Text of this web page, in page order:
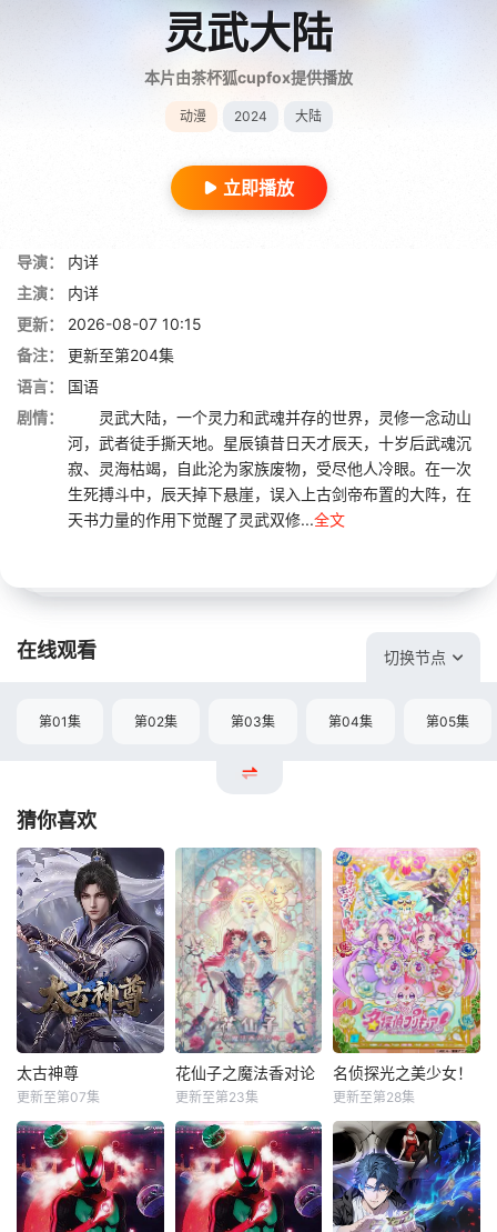
灵武大陆
本片由茶杯狐cupfox提供播放
动漫 2024 大陆
立即播放
导演：
内详
主演：
内详
更新：
2026-08-07 10:15
备注：
更新至第204集
语言：
国语
剧情：
灵武大陆，一个灵力和武魂并存的世界，灵修一念动山
河，武者徒手撕天地。星辰镇昔日天才辰天，十岁后武魂沉
寂、灵海枯竭，自此沦为家族废物，受尽他人冷眼。在一次
生死搏斗中，辰天掉下悬崖，误入上古剑帝布置的大阵，在
天书力量的作用下觉醒了灵武双修...全文
在线观看 切换节点
第01集 第02集 第03集 第04集 第05集
猜你喜欢
太古神尊
更新至第07集
花仙子之魔法香对论
更新至第23集
名侦探光之美少女！
更新至第28集